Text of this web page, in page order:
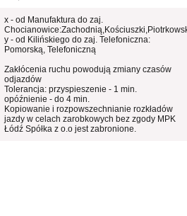
x - od Manufaktura do zaj.
y - od Kilińskiego do zaj. Telefoniczna:
Pomorską, Telefoniczną
Zakłócenia ruchu powodują zmiany czasów
odjazdów
Tolerancja: przyspieszenie - 1 min.
opóźnienie - do 4 min.
Kopiowanie i rozpowszechnianie rozkładów
jazdy w celach zarobkowych bez zgody MPK
Łódź Spółka z o.o jest zabronione.